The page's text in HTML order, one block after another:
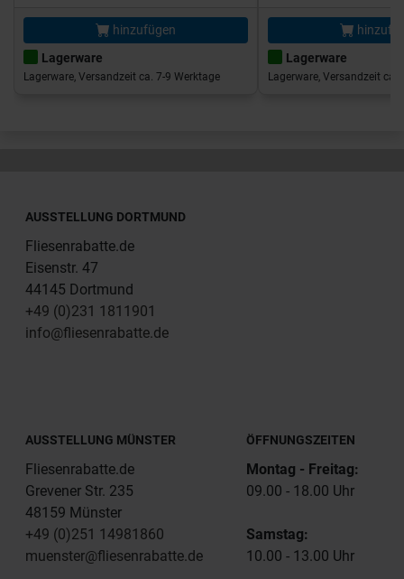
hinzufügen
Lagerware
Lagerware, Versandzeit ca. 7-9 Werktage
Lagerware
Lagerware, Versandzeit ca.
AUSSTELLUNG DORTMUND
Fliesenrabatte.de
Eisenstr. 47
44145 Dortmund
+49 (0)231 1811901
info@fliesenrabatte.de
AUSSTELLUNG MÜNSTER
Fliesenrabatte.de
Grevener Str. 235
48159 Münster
+49 (0)251 14981860
muenster@fliesenrabatte.de
ÖFFNUNGSZEITEN
Montag - Freitag:
09.00 - 18.00 Uhr
Samstag:
10.00 - 13.00 Uhr